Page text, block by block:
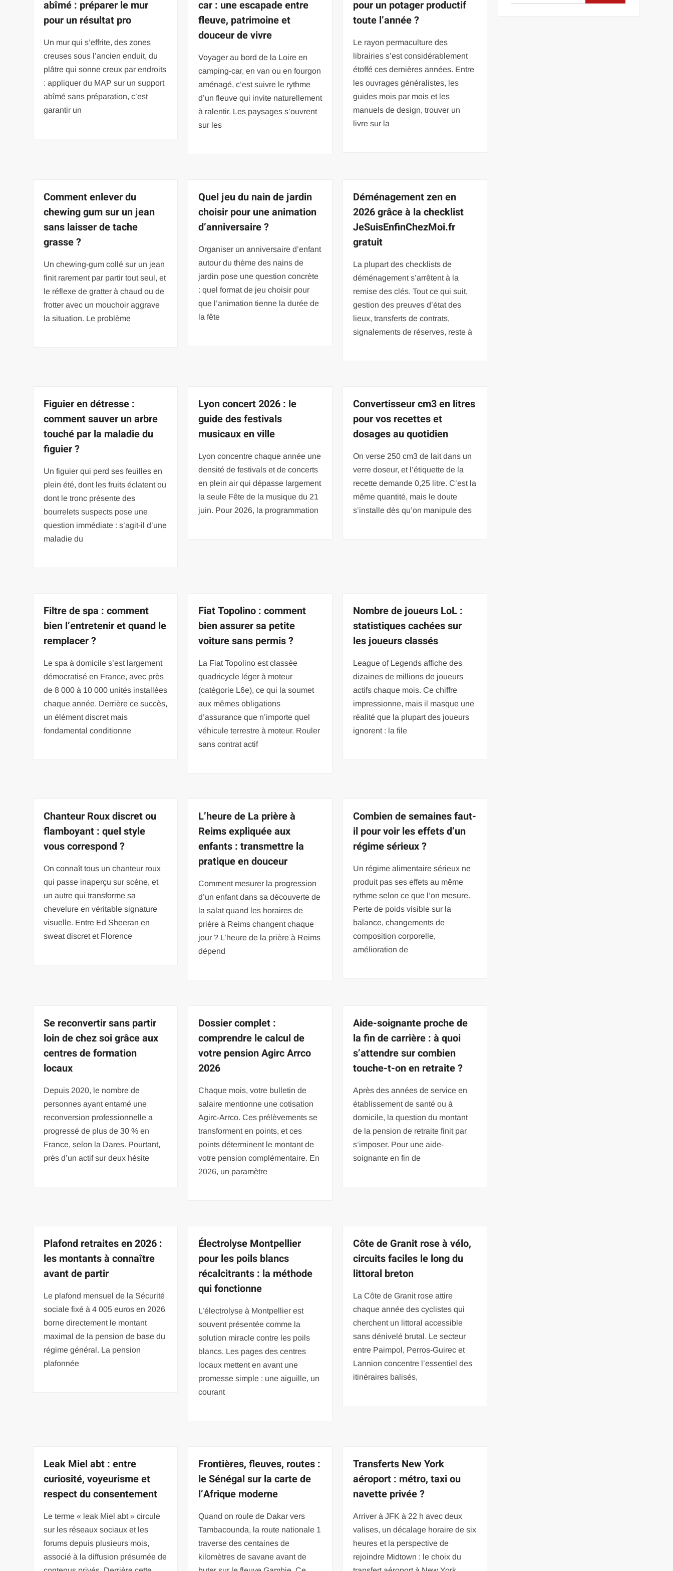
abîmé : préparer le mur
pour un résultat pro
Un mur qui s’effrite, des zones
creuses sous l’ancien enduit, du
plâtre qui sonne creux par endroits
: appliquer du MAP sur un support
abîmé sans préparation, c’est
garantir un
car : une escapade entre
fleuve, patrimoine et
douceur de vivre
Voyager au bord de la Loire en
camping-car, en van ou en fourgon
aménagé, c’est suivre le rythme
d’un fleuve qui invite naturellement
à ralentir. Les paysages s’ouvrent
sur les
pour un potager productif
toute l’année ?
Le rayon permaculture des
librairies s’est considérablement
étoffé ces dernières années. Entre
les ouvrages généralistes, les
guides mois par mois et les
manuels de design, trouver un
livre sur la
Comment enlever du
chewing gum sur un jean
sans laisser de tache
grasse ?
Un chewing-gum collé sur un jean
finit rarement par partir tout seul, et
le réflexe de gratter à chaud ou de
frotter avec un mouchoir aggrave
la situation. Le problème
Quel jeu du nain de jardin
choisir pour une animation
d’anniversaire ?
Organiser un anniversaire d’enfant
autour du thème des nains de
jardin pose une question concrète
: quel format de jeu choisir pour
que l’animation tienne la durée de
la fête
Déménagement zen en
2026 grâce à la checklist
JeSuisEnfinChezMoi.fr
gratuit
La plupart des checklists de
déménagement s’arrêtent à la
remise des clés. Tout ce qui suit,
gestion des preuves d’état des
lieux, transferts de contrats,
signalements de réserves, reste à
Figuier en détresse :
comment sauver un arbre
touché par la maladie du
figuier ?
Un figuier qui perd ses feuilles en
plein été, dont les fruits éclatent ou
dont le tronc présente des
bourrelets suspects pose une
question immédiate : s’agit-il d’une
maladie du
Lyon concert 2026 : le
guide des festivals
musicaux en ville
Lyon concentre chaque année une
densité de festivals et de concerts
en plein air qui dépasse largement
la seule Fête de la musique du 21
juin. Pour 2026, la programmation
Convertisseur cm3 en litres
pour vos recettes et
dosages au quotidien
On verse 250 cm3 de lait dans un
verre doseur, et l’étiquette de la
recette demande 0,25 litre. C’est la
même quantité, mais le doute
s’installe dès qu’on manipule des
Filtre de spa : comment
bien l’entretenir et quand le
remplacer ?
Le spa à domicile s’est largement
démocratisé en France, avec près
de 8 000 à 10 000 unités installées
chaque année. Derrière ce succès,
un élément discret mais
fondamental conditionne
Fiat Topolino : comment
bien assurer sa petite
voiture sans permis ?
La Fiat Topolino est classée
quadricycle léger à moteur
(catégorie L6e), ce qui la soumet
aux mêmes obligations
d’assurance que n’importe quel
véhicule terrestre à moteur. Rouler
sans contrat actif
Nombre de joueurs LoL :
statistiques cachées sur
les joueurs classés
League of Legends affiche des
dizaines de millions de joueurs
actifs chaque mois. Ce chiffre
impressionne, mais il masque une
réalité que la plupart des joueurs
ignorent : la file
Chanteur Roux discret ou
flamboyant : quel style
vous correspond ?
On connaît tous un chanteur roux
qui passe inaperçu sur scène, et
un autre qui transforme sa
chevelure en véritable signature
visuelle. Entre Ed Sheeran en
sweat discret et Florence
L’heure de La prière à
Reims expliquée aux
enfants : transmettre la
pratique en douceur
Comment mesurer la progression
d’un enfant dans sa découverte de
la salat quand les horaires de
prière à Reims changent chaque
jour ? L’heure de la prière à Reims
dépend
Combien de semaines faut-
il pour voir les effets d’un
régime sérieux ?
Un régime alimentaire sérieux ne
produit pas ses effets au même
rythme selon ce que l’on mesure.
Perte de poids visible sur la
balance, changements de
composition corporelle,
amélioration de
Se reconvertir sans partir
loin de chez soi grâce aux
centres de formation
locaux
Depuis 2020, le nombre de
personnes ayant entamé une
reconversion professionnelle a
progressé de plus de 30 % en
France, selon la Dares. Pourtant,
près d’un actif sur deux hésite
Dossier complet :
comprendre le calcul de
votre pension Agirc Arrco
2026
Chaque mois, votre bulletin de
salaire mentionne une cotisation
Agirc-Arrco. Ces prélèvements se
transforment en points, et ces
points déterminent le montant de
votre pension complémentaire. En
2026, un paramètre
Aide-soignante proche de
la fin de carrière : à quoi
s’attendre sur combien
touche-t-on en retraite ?
Après des années de service en
établissement de santé ou à
domicile, la question du montant
de la pension de retraite finit par
s’imposer. Pour une aide-
soignante en fin de
Plafond retraites en 2026 :
les montants à connaître
avant de partir
Le plafond mensuel de la Sécurité
sociale fixé à 4 005 euros en 2026
borne directement le montant
maximal de la pension de base du
régime général. La pension
plafonnée
Électrolyse Montpellier
pour les poils blancs
récalcitrants : la méthode
qui fonctionne
L’électrolyse à Montpellier est
souvent présentée comme la
solution miracle contre les poils
blancs. Les pages des centres
locaux mettent en avant une
promesse simple : une aiguille, un
courant
Côte de Granit rose à vélo,
circuits faciles le long du
littoral breton
La Côte de Granit rose attire
chaque année des cyclistes qui
cherchent un littoral accessible
sans dénivelé brutal. Le secteur
entre Paimpol, Perros-Guirec et
Lannion concentre l’essentiel des
itinéraires balisés,
Leak Miel abt : entre
curiosité, voyeurisme et
respect du consentement
Le terme « leak Miel abt » circule
sur les réseaux sociaux et les
forums depuis plusieurs mois,
associé à la diffusion présumée de
Frontières, fleuves, routes :
le Sénégal sur la carte de
l’Afrique moderne
Quand on roule de Dakar vers
Tambacounda, la route nationale 1
traverse des centaines de
kilomètres de savane avant de
Transferts New York
aéroport : métro, taxi ou
navette privée ?
Arriver à JFK à 22 h avec deux
valises, un décalage horaire de six
heures et la perspective de
rejoindre Midtown : le choix du